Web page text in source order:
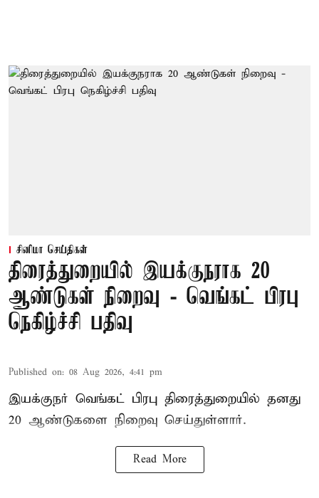
சினிமா செய்திகள்
திரைத்துறையில் இயக்குநராக 20
ஆண்டுகள் நிறைவு - வெங்கட் பிரபு
நெகிழ்ச்சி பதிவு
Published on: 08 Aug 2026, 4:41 pm
இயக்குநர் வெங்கட் பிரபு திரைத்துறையில் தனது
20 ஆண்டுகளை நிறைவு செய்துள்ளார்.
Read More